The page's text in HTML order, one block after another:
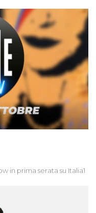
in prima serata su Italia1